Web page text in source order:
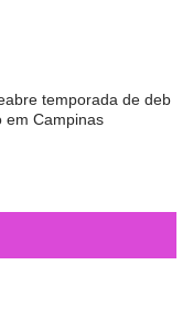
temporada de deb
em Campinas